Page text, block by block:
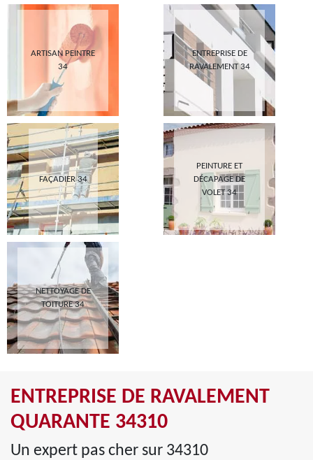
ARTISAN PEINTRE
34
ENTREPRISE DE
RAVALEMENT 34
FAÇADIER 34
PEINTURE ET
DÉCAPAGE DE
VOLET 34
NETTOYAGE DE
TOITURE 34
ENTREPRISE DE RAVALEMENT
QUARANTE 34310
Un expert pas cher sur 34310